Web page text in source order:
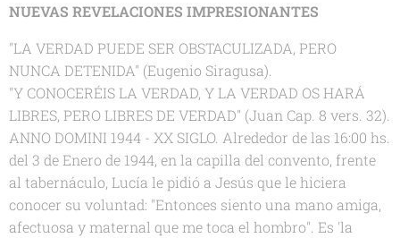
NUEVAS REVELACIONES IMPRESIONANTES
"LA VERDAD PUEDE SER OBSTACULIZADA, PERO
NUNCA DETENIDA" (Eugenio Siragusa).
"Y CONOCERÉIS LA VERDAD, Y LA VERDAD OS HARÁ
LIBRES, PERO LIBRES DE VERDAD" (Juan Cap. 8 vers. 32).
ANNO DOMINI 1944 - XX SIGLO. Alrededor de las 16:00 hs.
del 3 de Enero de 1944, en la capilla del convento, frente
al tabernáculo, Lucía le pidió a Jesús que le hiciera
conocer su voluntad: "Entonces siento una mano amiga,
afectuosa y maternal que me toca el hombro". Es 'la